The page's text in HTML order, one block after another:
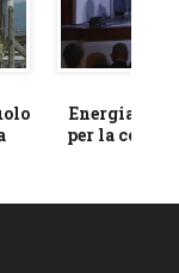
Energia e
per la